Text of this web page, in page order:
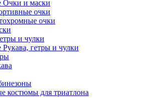
Очки и маски
очки
очки
и чулки
Рукава, гетры и чулки
костюмы для триатлона